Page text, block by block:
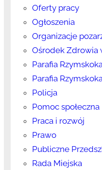
Oferty pracy
Ogłoszenia
Organizacje
Ośrodek Zdrowia
Parafia
Parafia
Policja
Pomoc społeczna
Praca i rozwój
Prawo
Publiczne
Rada Miejska